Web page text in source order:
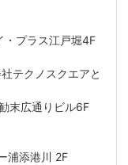
プラス江戸堀4F
テクノスクエアと
末広通りビル6F
浦添港川 2F